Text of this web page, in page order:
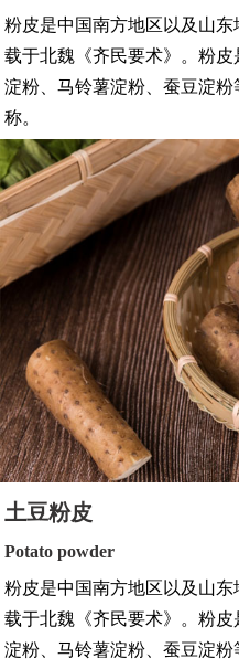
粉皮是中国南方地区以及山
载于北魏《齐民要术》。粉
淀粉、马铃薯淀粉、蚕豆淀
称。
土豆粉皮
Potato powder
粉皮是中国南方地区以及山
载于北魏《齐民要术》。粉
淀粉、马铃薯淀粉、蚕豆淀